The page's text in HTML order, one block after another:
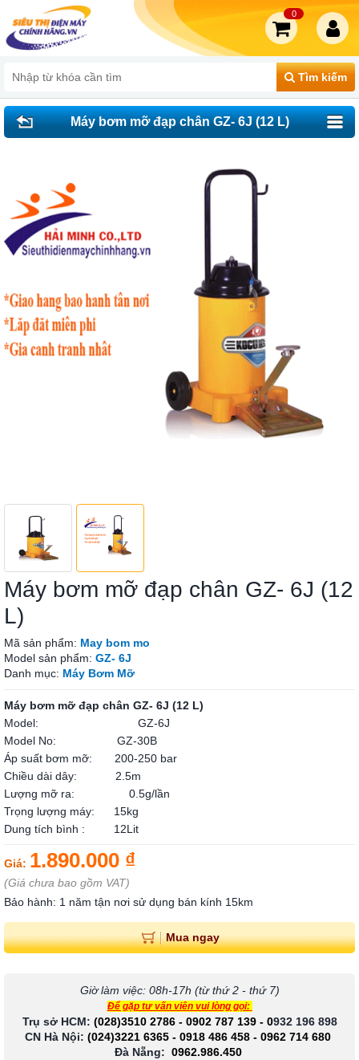
Tìm kiếm
0
Máy bơm mỡ đạp chân GZ- 6J (12 L)
Máy bơm mỡ đạp chân GZ- 6J (12
L)
Mã sản phẩm: May bom mo
Model sản phẩm: GZ- 6J
Danh mục: Máy Bơm Mỡ
Máy bơm mỡ đạp chân GZ- 6J (12 L)
Model: GZ-6J
Model No: GZ-30B
Áp suất bơm mỡ: 200-250 bar
Chiều dài dây: 2.5m
Lượng mỡ ra: 0.5g/lần
Trọng lượng máy: 15kg
Dung tích bình : 12Lit
Giá: 1.890.000 ₫
(Giá chưa bao gồm VAT)
Bảo hành: 1 năm tận nơi sử dụng bán kính 15km
Mua ngay
Giờ làm việc: 08h-17h (từ thứ 2 - thứ 7)
Để gặp tư vấn viên vui lòng gọi:
Trụ sở HCM: (028)3510 2786 - 0902 787 139- 0932 196 898
CN Hà Nội: (024)3221 6365 - 0918 486 458 - 0962 714 680
Đà Nẵng: 0962.986.450